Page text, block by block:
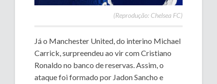
(Reprodução: Chelsea FC)
Já o Manchester United, do interino Michael
Carrick, surpreendeu ao vir com Cristiano
Ronaldo no banco de reservas. Assim, o
ataque foi formado por Jadon Sancho e